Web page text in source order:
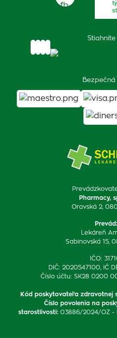
Pharmacy,
Oravská 2,
Lekáreň
Sabinovská 15,
IČO:
DIČ: 2020547100, IČ
Číslo účtu: SK28 0200
Kód poskytovateľa zdravotnej
Číslo povolenia na
starostlivosti: 03886/2024/OZ -